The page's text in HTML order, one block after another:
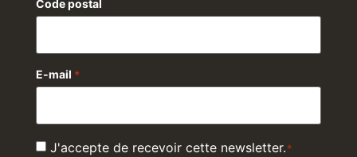
Code postal
E-mail *
RGPDJ'accepte de recevoir cette newsletter.*